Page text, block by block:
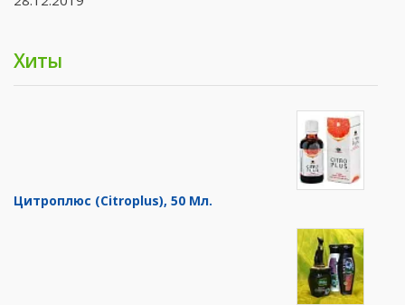
Хиты
Цитроплюс (Citroplus), 50 Мл.